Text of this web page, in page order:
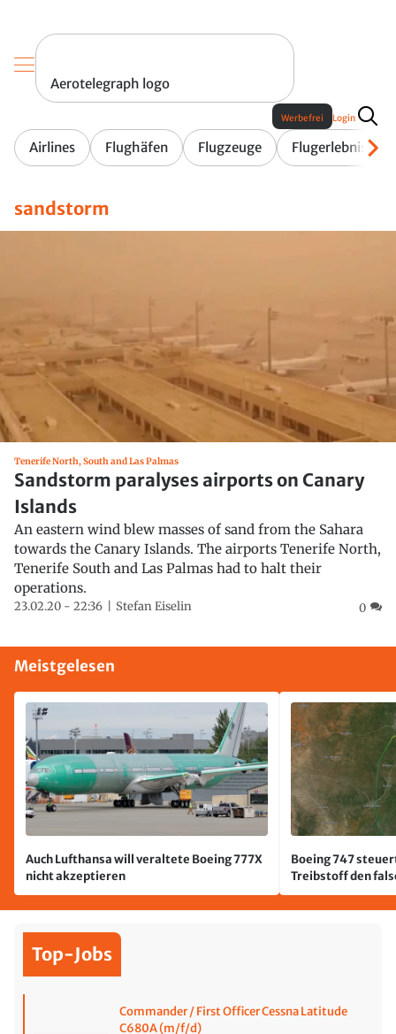
Aerotelegraph logo
Airlines Flughäfen Flugzeuge Flugerlebnis
Werbefrei Login
sandstorm
Tenerife North, South and Las Palmas
Sandstorm paralyses airports on Canary
Islands
An eastern wind blew masses of sand from the Sahara
towards the Canary Islands. The airports Tenerife North,
Tenerife South and Las Palmas had to halt their
operations.
23.02.20 - 22:36 Stefan Eiselin 0
Meistgelesen
Auch Lufthansa will veraltete Boeing 777X
nicht akzeptieren
Boeing 747
Treibstoff den
Top-Jobs
Commander / First Officer Cessna Latitude
C680A (m/f/d)